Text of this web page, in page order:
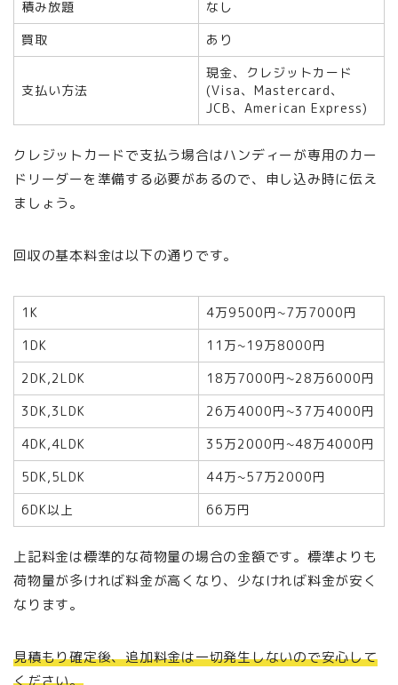
積み放題
なし
買取
あり
支払い方法
現金、クレジットカード
(Visa、Mastercard、
JCB、American Express)
クレジットカードで支払う場合はハンディーが専用のカー
ドリーダーを準備する必要があるので、申し込み時に伝え
ましょう。
回収の基本料金は以下の通りです。
1K
4万9500円~7万7000円
1DK
11万~19万8000円
2DK,2LDK
18万7000円~28万6000円
3DK,3LDK
26万4000円~37万4000円
4DK,4LDK
35万2000円~48万4000円
5DK,5LDK
44万~57万2000円
6DK以上
66万円
上記料金は標準的な荷物量の場合の金額です。標準よりも
荷物量が多ければ料金が高くなり、少なければ料金が安く
なります。
見積もり確定後、追加料金は一切発生しないので安心して
ください。